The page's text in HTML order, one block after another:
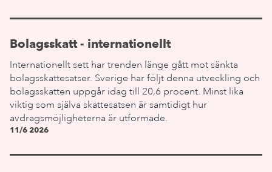
Bolagsskatt - internationellt
Internationellt sett har trenden länge gått mot sänkta
bolagsskattesatser. Sverige har följt denna utveckling och
bolagsskatten uppgår idag till 20,6 procent. Minst lika
viktig som själva skattesatsen är samtidigt hur
avdragsmöjligheterna är utformade.
11/6 2026